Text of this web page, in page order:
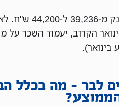
כתוצאה, שכר
בינואר).
לבר – מה בכלל